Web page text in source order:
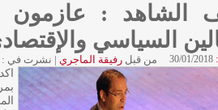
الشاهد : عازمون
السياسي
30/01/2018 من قبلرفيقة الماجري | نشرت في :